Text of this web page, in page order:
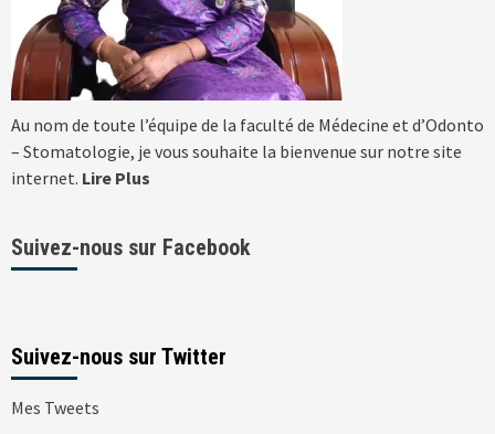
Au nom de toute l’équipe de la faculté de Médecine et d’Odonto
– Stomatologie, je vous souhaite la bienvenue sur notre site
internet. Lire Plus
Suivez-nous sur Facebook
Suivez-nous sur Twitter
Mes Tweets